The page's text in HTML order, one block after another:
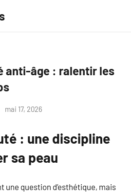
anti-âge : ralentir les
mai 17, 2026
: une discipline
sa peau
une question d’esthétique, mais